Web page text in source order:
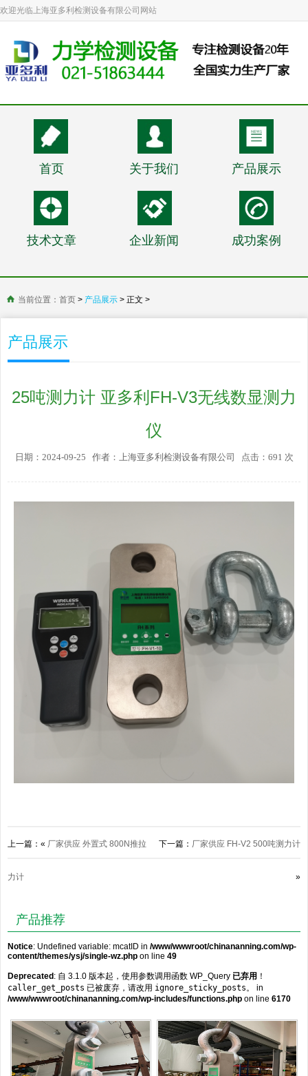
欢迎光临上海亚多利检测设备有限公司网站
首页 关于我们 产品展示
技术文章 企业新闻 成功案例
当前位置： 首页 > 产品展示 > 正文 >
产品展示
25吨测力计 亚多利FH-V3无线数显测力
仪
日期：2024-09-25 作者：上海亚多利检测设备有限公司 点击：691 次
上一篇：« 厂家供应 外置式 800N推拉
力计
下一篇： 厂家供应 FH-V2 500吨测力计
»
产品推荐
Notice: Undefined variable: mcatID in /www/wwwroot/chinananning.com/wp-
content/themes/ysj/single-wz.php on line 49
Deprecated: 自 3.1.0 版本起，使用参数调用函数 WP_Query 已弃用 ！
caller_get_posts 已被废弃，请改用 ignore_sticky_posts 。 in
/www/wwwroot/chinananning.com/wp-includes/functions.php on line 6170